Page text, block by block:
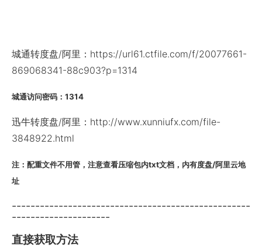
城通转度盘/阿里：https://url61.ctfile.com/f/20077661-
869068341-88c903?p=1314
城通访问密码：1314
迅牛转度盘/阿里：http://www.xunniufx.com/file-
3848922.html
注：配重文件不用管，注意查看压缩包内txt文档，内有度盘/阿里云地
址
---------------------------------------------------
---------------------
直接获取方法